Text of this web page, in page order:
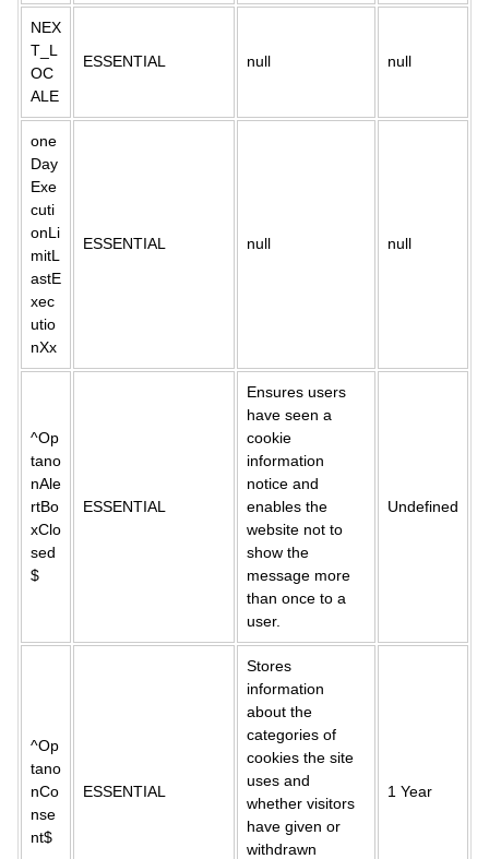
NEX
T_L
OC
ALE
ESSENTIAL null null
one
Day
Exe
cuti
onLi
mitL
astE
xec
utio
nXx
ESSENTIAL null null
^Op
tano
nAle
rtBo
xClo
sed
$
ESSENTIAL
Ensures users
have seen a
cookie
information
notice and
enables the
website not to
show the
message more
than once to a
user.
Undefined
^Op
tano
nCo
nse
nt$
ESSENTIAL
Stores
information
about the
categories of
cookies the site
uses and
whether visitors
have given or
withdrawn
1 Year